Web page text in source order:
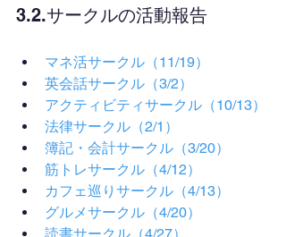
3.2.サークルの活動報告
マネ活サークル（11/19）
英会話サークル（3/2）
アクティビティサークル（10/13）
法律サークル（2/1）
簿記・会計サークル（3/20）
筋トレサークル（4/12）
カフェ巡りサークル（4/13）
グルメサークル（4/20）